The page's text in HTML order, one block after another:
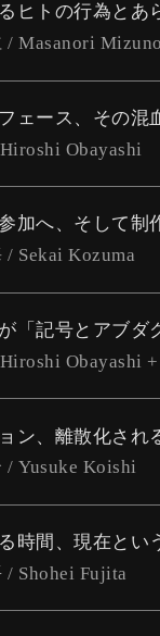
ヒトの行為とあ
/ Masanori
ェース、その混
Obayashi
加へ、そして制
/ Sekai Kozuma
「記号とアブダ
Obayashi
ン、離散化され
/ Yusuke Koishi
時間、現在とい
/ Shohei Fujita